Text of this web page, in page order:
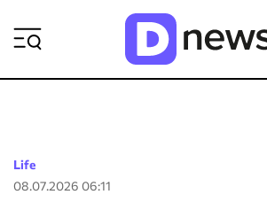
Life
08.07.2026 06:11